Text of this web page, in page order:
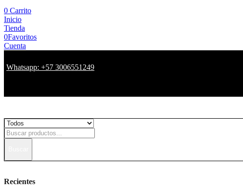
0 Carrito
Inicio
Tienda
0Favoritos
Cuenta
Whatsapp: +57 3006551249
Recientes